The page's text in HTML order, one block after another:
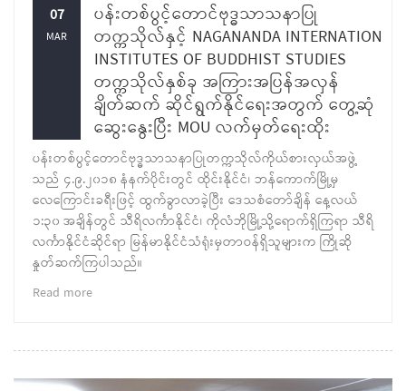
07
MAR
ပန်းတစ်ပွင့်တောင်ဗုဒ္ဓသာသနာပြု
တက္ကသိုလ်နှင့် NAGANANDA INTERNATION
INSTITUTES OF BUDDHIST STUDIES
တက္ကသိုလ်နှစ်ခု အကြားအပြန်အလှန်
ချိတ်ဆက် ဆိုင်ရွက်နိုင်ရေးအတွက် တွေ့ဆုံ
ဆွေးနွေးပြီး MOU လက်မှတ်ရေးထိုး
ပန်းတစ်ပွင့်တောင်ဗုဒ္ဓသာသနာပြုတက္ကသိုလ်ကိုယ်စားလှယ်အဖွဲ့
သည် ၄.၉.၂၀၁၈ နံနက်ပိုင်းတွင် ထိုင်းနိုင်ငံ၊ ဘန်ကောက်မြို့မှ
လေကြောင်းခရီးဖြင့် ထွက်ခွာလာခဲ့ပြီး ဒေသစံတော်ချိန် နေ့လယ်
၁:၃၀ အချိန်တွင် သီရိလင်္ကာနိုင်ငံ၊ ကိုလံဘိုမြို့သို့ရောက်ရှိကြရာ သီရိ
လင်္ကာနိုင်ငံဆိုင်ရာ မြန်မာနိုင်ငံသံရုံးမှတာဝန်ရှိသူများက ကြိုဆို
နှုတ်ဆက်ကြပါသည်။
Read more